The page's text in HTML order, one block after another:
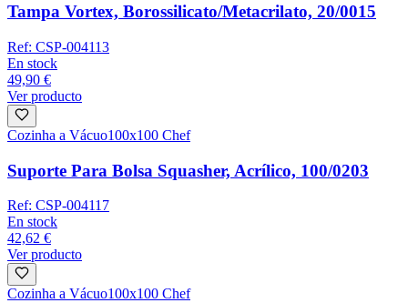
Tampa Vortex, Borossilicato/Metacrilato, 20/0015
Ref: CSP-004113
En stock
49,90 €
Ver producto
Cozinha a Vácuo100x100 Chef
Suporte Para Bolsa Squasher, Acrílico, 100/0203
Ref: CSP-004117
En stock
42,62 €
Ver producto
Cozinha a Vácuo100x100 Chef